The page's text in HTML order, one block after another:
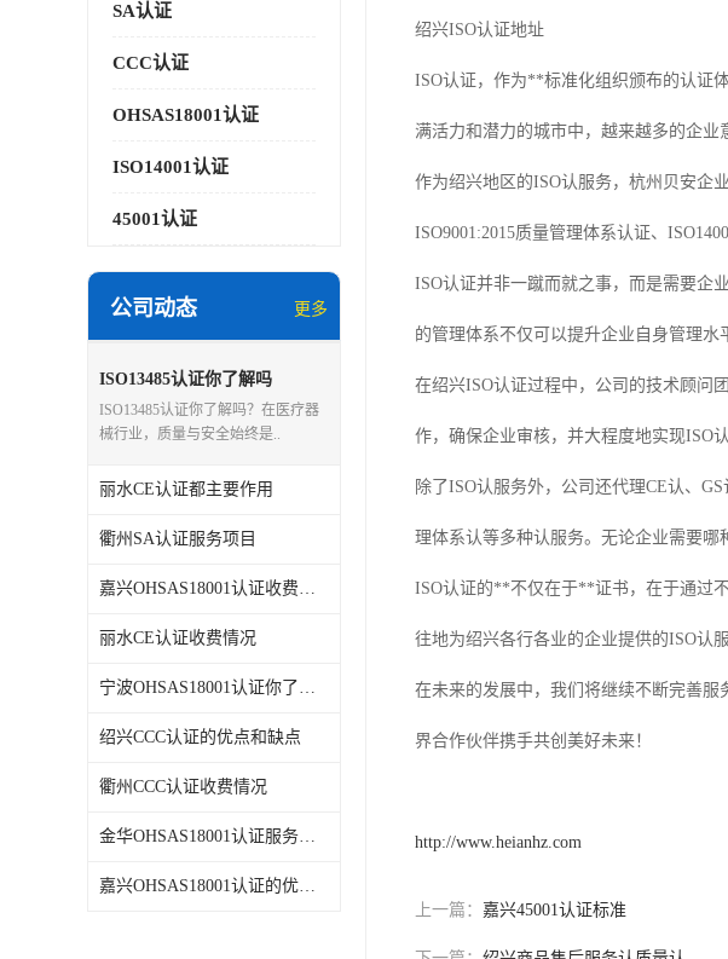
SA认证
CCC认证
OHSAS18001认证
ISO14001认证
45001认证
公司动态 更多
ISO13485认证你了解吗
ISO13485认证你了解吗？在医疗器
械行业，质量与安全始终是..
丽水CE认证都主要作用
衢州SA认证服务项目
嘉兴OHSAS18001认证收费情况
丽水CE认证收费情况
宁波OHSAS18001认证你了解吗
绍兴CCC认证的优点和缺点
衢州CCC认证收费情况
金华OHSAS18001认证服务项目
嘉兴OHSAS18001认证的优点和缺点
绍兴ISO认证地址
ISO认证，作为**标准化组织颁布的认证
满活力和潜力的城市中，越来越多的企业
作为绍兴地区的ISO认服务，杭州贝安企
ISO9001:2015质量管理体系认证、
ISO认证并非一蹴而就之事，而是需要企
的管理体系不仅可以提升企业自身管理
在绍兴ISO认证过程中，公司的技术顾问
作，确保企业审核，并大程度地实现ISO
除了ISO认服务外，公司还代理CE认、
理体系认等多种认服务。无论企业需要哪
ISO认证的**不仅在于**证书，在于通过
往地为绍兴各行各业的企业提供的ISO认
在未来的发展中，我们将继续不断完善
界合作伙伴携手共创美好未来！
http://www.heianhz.com
上一篇： 嘉兴45001认证标准